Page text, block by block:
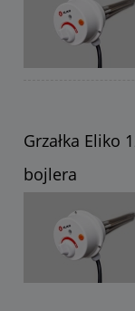
Grzałka Eliko
bojlera